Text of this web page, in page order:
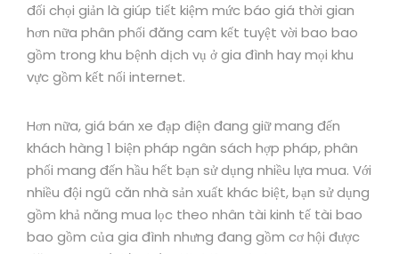
đối chọi giản là giúp tiết kiệm mức báo giá thời gian
hơn nữa phân phối đăng cam kết tuyệt vời bao bao
gồm trong khu bệnh dịch vụ ở gia đình hay mọi khu
vực gồm kết nối internet.
Hơn nữa, giá bán xe đạp điện đang giữ mang đến
khách hàng 1 biện pháp ngân sách hợp pháp, phân
phối mang đến hầu hết bạn sử dụng nhiều lựa mua. Với
nhiều đội ngũ căn nhà sản xuất khác biệt, bạn sử dụng
gồm khả năng mua lọc theo nhân tài kinh tế tài bao
bao gồm của gia đình nhưng đang gồm cơ hội được